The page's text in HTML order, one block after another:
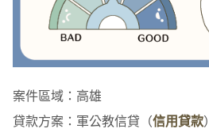
案件區域：高雄
貸款方案：軍公教信貸（信用貸款）